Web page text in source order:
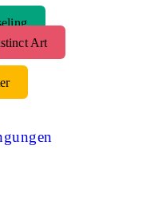
Art